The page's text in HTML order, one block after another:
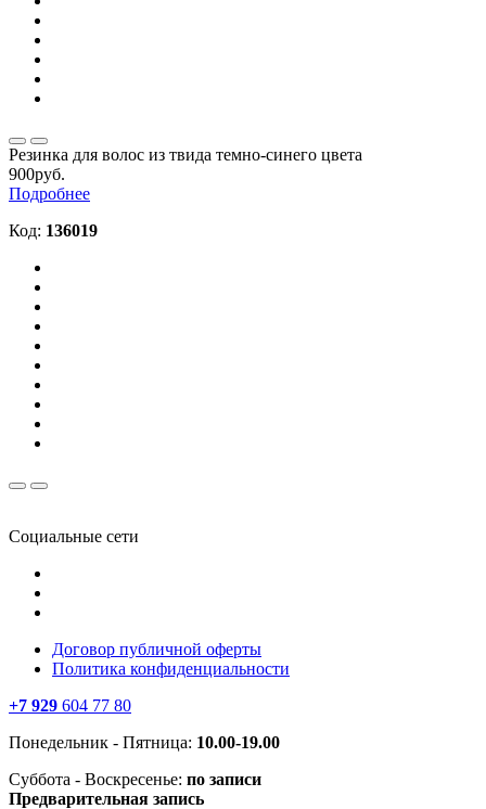
Резинка для волос из твида темно-синего цвета
900руб.
Подробнее
Код: 136019
Социальные сети
Договор публичной оферты
Политика конфиденциальности
+7 929 604 77 80
Понедельник - Пятница: 10.00-19.00
Суббота - Воскресенье: по записи
Предварительная запись